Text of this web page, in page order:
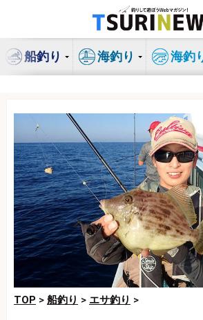
ン
船釣り 海釣り 海釣
TOP > 船釣り > エサ釣り >